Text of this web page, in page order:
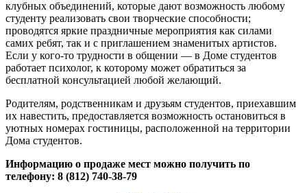
клубных объединений, которые дают возможность любому
студенту реализовать свои творческие способности;
проводятся яркие праздничные мероприятия как силами
самих ребят, так и с приглашением знаменитых артистов.
Если у кого-то трудности в общении — в Доме студентов
работает психолог, к которому может обратиться за
бесплатной консультацией любой желающий.
Родителям, родственникам и друзьям студентов, приехавшим
их навестить, предоставляется возможность остановиться в
уютных номерах гостиницы, расположенной на территории
Дома студентов.
Информацию о продаже мест можно получить по
телефону: 8 (812) 740-38-79